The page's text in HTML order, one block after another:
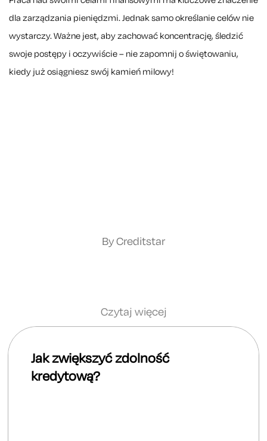
dla zarządzania pieniędzmi. Jednak samo określanie celów nie
wystarczy. Ważne jest, aby zachować koncentrację, śledzić
swoje postępy i oczywiście – nie zapomnij o świętowaniu,
kiedy już osiągniesz swój kamień milowy!
By Creditstar
Czytaj więcej
Jak zwiększyć zdolność
kredytową?